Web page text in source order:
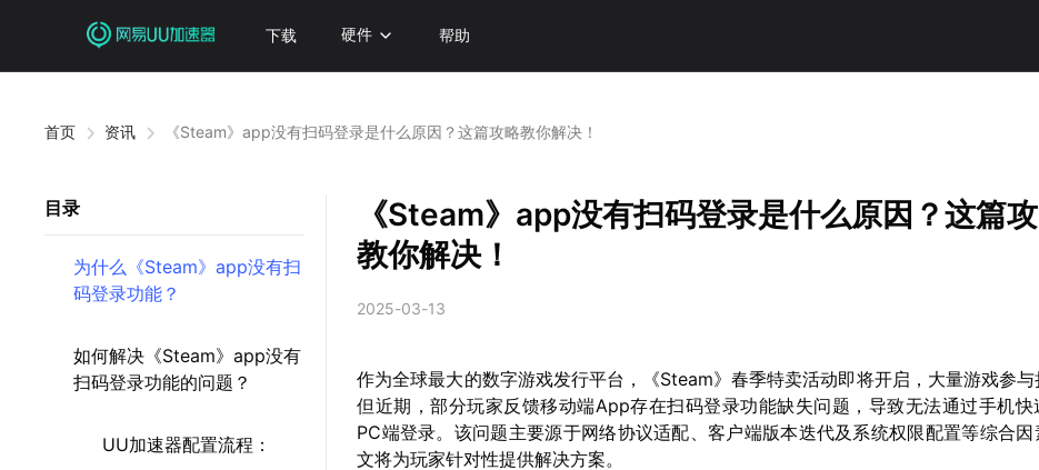
下载 硬件 帮助
首页 资讯 《Steam》app没有扫码登录是什么原因？这篇攻略教你解决！
目录
为什么《Steam》app没有扫
码登录功能？
如何解决《Steam》app没有
扫码登录功能的问题？
UU加速器配置流程：
《Steam》app没有扫码登录是什么原因？这篇
教你解决！
2025-03-13
作为全球最大的数字游戏发行平台，《Steam》春季特卖活动即将开启，大量游戏参与
但近期，部分玩家反馈移动端App存在扫码登录功能缺失问题，导致无法通过手机快
PC端登录。该问题主要源于网络协议适配、客户端版本迭代及系统权限配置等综合因
文将为玩家针对性提供解决方案。